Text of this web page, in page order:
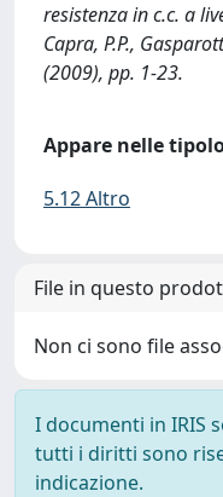
resistenza in c.c. a
Capra, P.P.,
(2009), pp. 1-23.
Appare nelle
5.12 Altro
File in questo
Non ci sono file
I documenti in IRIS
tutti i diritti sono
indicazione.